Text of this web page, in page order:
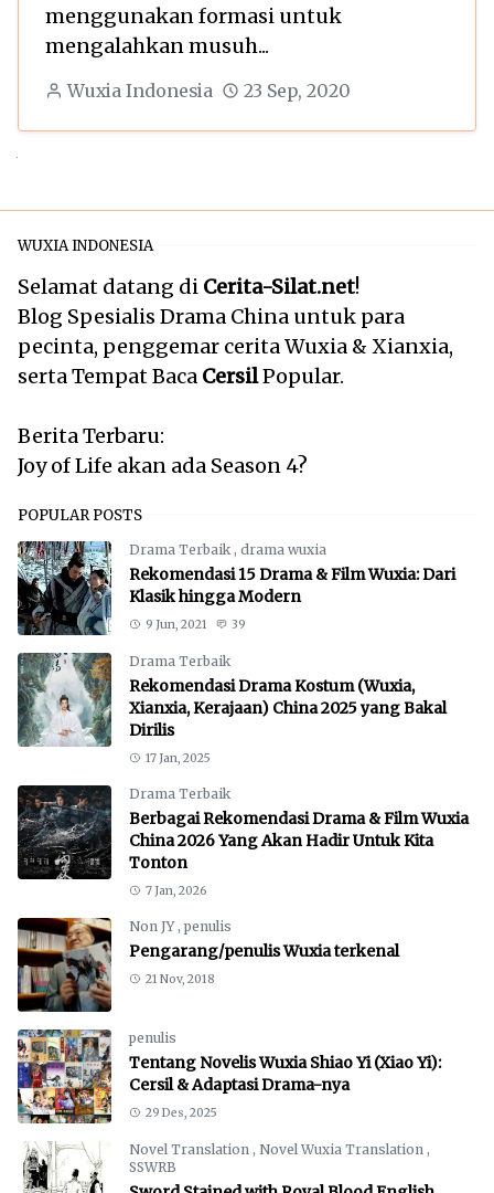
menggunakan formasi untuk
mengalahkan musuh...
Wuxia Indonesia 23 Sep, 2020
WUXIA INDONESIA
Selamat datang di Cerita-Silat.net!
Blog Spesialis Drama China untuk para
pecinta, penggemar cerita Wuxia & Xianxia,
serta Tempat Baca CersilPopular.
Berita Terbaru:
Joy of Life akan ada Season 4?
POPULAR POSTS
Drama Terbaik , drama wuxia
Rekomendasi 15 Drama & Film Wuxia: Dari
Klasik hingga Modern
9 Jun, 2021 39
Drama Terbaik
Rekomendasi Drama Kostum (Wuxia,
Xianxia, Kerajaan) China 2025 yang Bakal
Dirilis
17 Jan, 2025
Drama Terbaik
Berbagai Rekomendasi Drama & Film Wuxia
China 2026 Yang Akan Hadir Untuk Kita
Tonton
7 Jan, 2026
Non JY , penulis
Pengarang/penulis Wuxia terkenal
21 Nov, 2018
penulis
Tentang Novelis Wuxia Shiao Yi (Xiao Yi):
Cersil & Adaptasi Drama-nya
29 Des, 2025
Novel Translation , Novel Wuxia Translation ,
SSWRB